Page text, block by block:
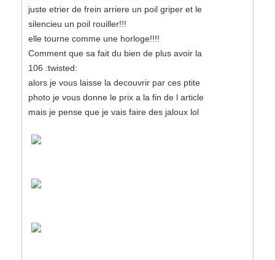
juste etrier de frein arriere un poil griper et le
silencieu un poil rouiller!!!
elle tourne comme une horloge!!!!
Comment que sa fait du bien de plus avoir la
106 :twisted:
alors je vous laisse la decouvrir par ces ptite
photo je vous donne le prix a la fin de l article
mais je pense que je vais faire des jaloux lol